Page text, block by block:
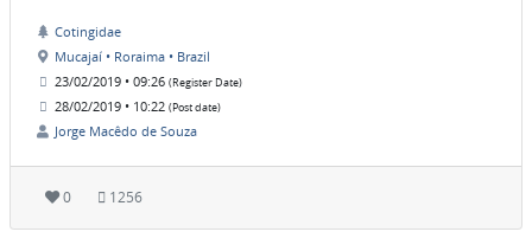
Cotingidae
Mucajaí • Roraima • Brazil
23/02/2019 • 09:26 (Register Date)
28/02/2019 • 10:22 (Post date)
Jorge Macêdo de Souza
0 1256